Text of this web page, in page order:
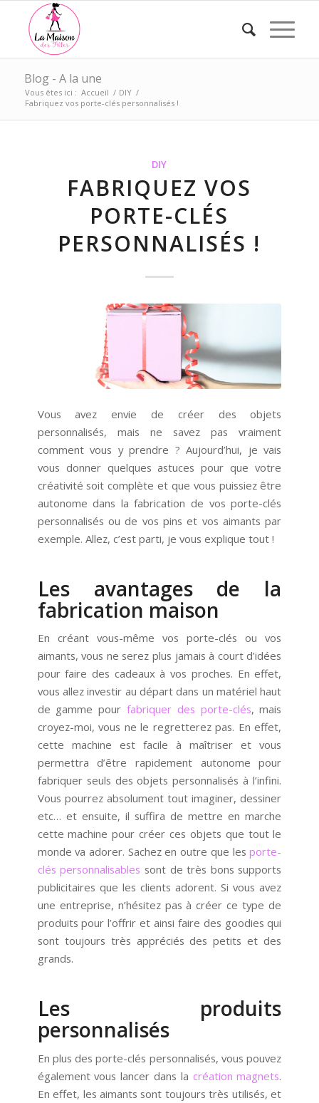
Blog - A la une
Vous êtes ici : Accueil / DIY /
Fabriquez vos porte-clés personnalisés !
DIY
FABRIQUEZ VOS
PORTE-CLÉS
PERSONNALISÉS !
Vous avez envie de créer des objets
personnalisés, mais ne savez pas vraiment
comment vous y prendre ? Aujourd’hui, je vais
vous donner quelques astuces pour que votre
créativité soit complète et que vous puissiez être
autonome dans la fabrication de vos porte-clés
personnalisés ou de vos pins et vos aimants par
exemple. Allez, c’est parti, je vous explique tout !
Les avantages de la
fabrication maison
En créant vous-même vos porte-clés ou vos
aimants, vous ne serez plus jamais à court d’idées
pour faire des cadeaux à vos proches. En effet,
vous allez investir au départ dans un matériel haut
de gamme pour fabriquer des porte-clés, mais
croyez-moi, vous ne le regretterez pas. En effet,
cette machine est facile à maîtriser et vous
permettra d’être rapidement autonome pour
fabriquer seuls des objets personnalisés à l’infini.
Vous pourrez absolument tout imaginer, dessiner
etc… et ensuite, il suffira de mettre en marche
cette machine pour créer ces objets que tout le
monde va adorer. Sachez en outre que lesporte-
clés personnalisables sont de très bons supports
publicitaires que les clients adorent. Si vous avez
une entreprise, n’hésitez pas à créer ce type de
produits pour l’offrir et ainsi faire des goodies qui
sont toujours très appréciés des petits et des
grands.
Les produits
personnalisés
En plus des porte-clés personnalisés, vous pouvez
également vous lancer dans la création magnets.
En effet, les aimants sont toujours très utilisés, et